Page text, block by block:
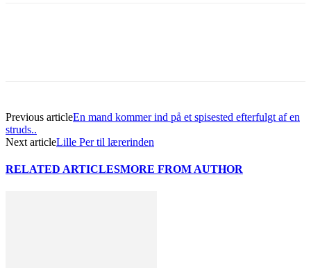
Previous articleEn mand kommer ind på et spisested efterfulgt af en
struds..
Next articleLille Per til lærerinden
RELATED ARTICLESMORE FROM AUTHOR